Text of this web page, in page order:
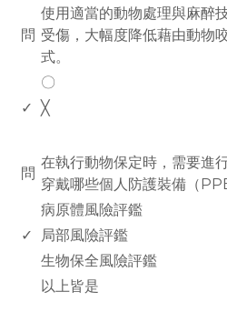
問
使用適當的動物處理與麻醉
受傷，大幅度降低藉由動物
式。
〇
✓ ╳
問
在執行動物保定時，需要進
穿戴哪些個人防護裝備（
病原體風險評鑑
✓
局部風險評鑑
生物保全風險評鑑
以上皆是